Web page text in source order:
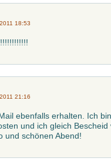
18:53
21:16
ebenfalls erhalten. Ich
und ich gleich
und schönen Abend!